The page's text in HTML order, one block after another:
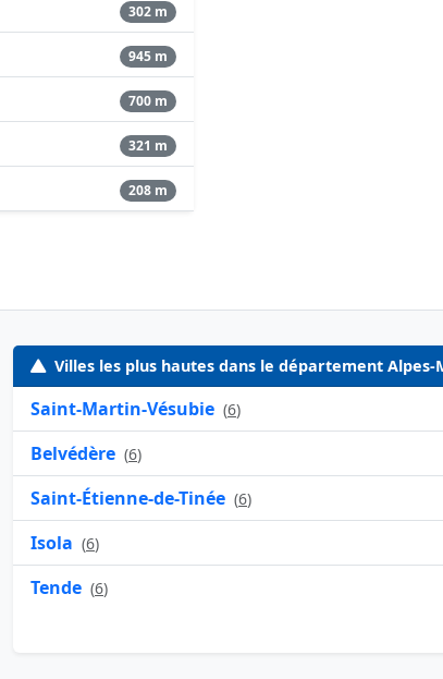
302 m
945 m
700 m
321 m
208 m
Villes les plus hautes dans le département
Saint-Martin-Vésubie (6)
Belvédère (6)
Saint-Étienne-de-Tinée (6)
Isola (6)
Tende (6)